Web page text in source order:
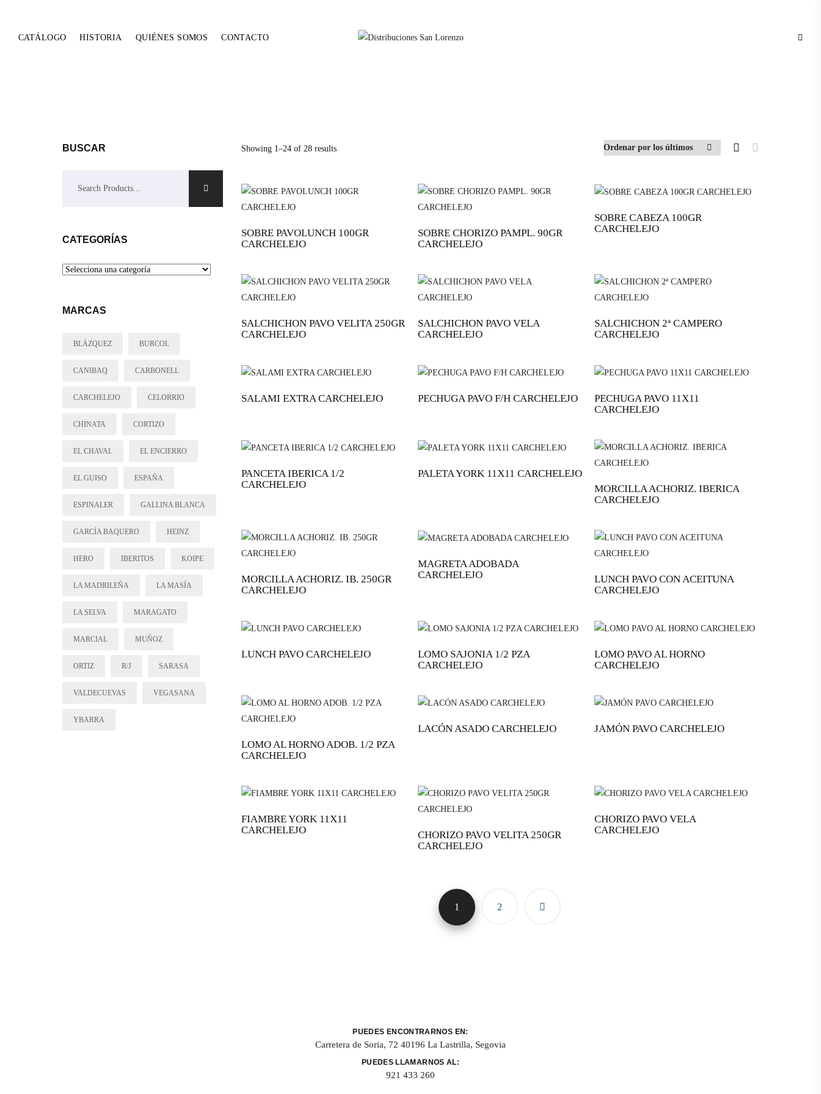
CATÁLOGO HISTORIA QUIÉNES SOMOS CONTACTO
BUSCAR
CATEGORÍAS
MARCAS
BLÁZQUEZ BURCOL
CANIBAQ CARBONELL
CARCHELEJO CELORRIO
CHINATA CORTIZO
EL CHAVAL EL ENCIERRO
EL GUISO ESPAÑA
ESPINALER GALLINA BLANCA
GARCÍA BAQUERO HEINZ
HERO IBERITOS KOIPE
LA MADRILEÑA LA MASÍA
LA SELVA MARAGATO
MARCIAL MUÑOZ
ORTIZ R/J SARASA
VALDECUEVAS VEGASANA
YBARRA
Showing 1–24 of 28 results
SOBRE PAVOLUNCH 100GR
CARCHELEJO
SOBRE CHORIZO PAMPL. 90GR
CARCHELEJO
SOBRE CABEZA 100GR
CARCHELEJO
SALCHICHON PAVO VELITA 250GR
CARCHELEJO
SALCHICHON PAVO VELA
CARCHELEJO
SALCHICHON 2ª CAMPERO
CARCHELEJO
SALAMI EXTRA CARCHELEJO PECHUGA PAVO F/H CARCHELEJO
PECHUGA PAVO 11X11
CARCHELEJO
PANCETA IBERICA 1/2
CARCHELEJO
PALETA YORK 11X11 CARCHELEJO
MORCILLA ACHORIZ. IBERICA
CARCHELEJO
MORCILLA ACHORIZ. IB. 250GR
CARCHELEJO
MAGRETA ADOBADA
CARCHELEJO
LUNCH PAVO CON ACEITUNA
CARCHELEJO
LUNCH PAVO CARCHELEJO
LOMO SAJONIA 1/2 PZA
CARCHELEJO
LOMO PAVO AL HORNO
CARCHELEJO
LOMO AL HORNO ADOB. 1/2 PZA
CARCHELEJO
LACÓN ASADO CARCHELEJO JAMÓN PAVO CARCHELEJO
FIAMBRE YORK 11X11
CARCHELEJO
CHORIZO PAVO VELITA 250GR
CARCHELEJO
CHORIZO PAVO VELA
CARCHELEJO
1 2
PUEDES ENCONTRARNOS EN:
Carretera de Soria, 72 40196 La Lastrilla, Segovia
PUEDES LLAMARNOS AL:
921 433 260